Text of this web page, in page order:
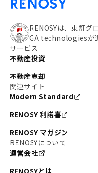
RENOSYは、東証グ
GA technologiesが
サービス
不動産投資
不動産売却
関連サイト
Modern Standard
RENOSY 利諾喜
RENOSY マガジン
RENOSYについて
運営会社
RENOSYとは